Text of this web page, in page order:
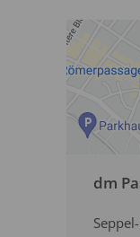
dm